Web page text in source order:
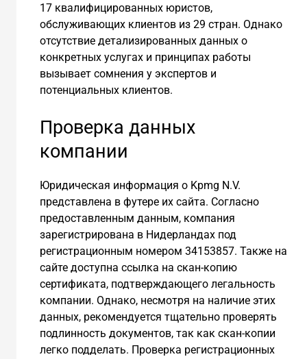
17 квалифицированных юристов,
обслуживающих клиентов из 29 стран. Однако
отсутствие детализированных данных о
конкретных услугах и принципах работы
вызывает сомнения у экспертов и
потенциальных клиентов.
Проверка данных
компании
Юридическая информация о Kpmg N.V.
представлена в футере их сайта. Согласно
предоставленным данным, компания
зарегистрирована в Нидерландах под
регистрационным номером 34153857. Также на
сайте доступна ссылка на скан-копию
сертификата, подтверждающего легальность
компании. Однако, несмотря на наличие этих
данных, рекомендуется тщательно проверять
подлинность документов, так как скан-копии
легко подделать. Проверка регистрационных